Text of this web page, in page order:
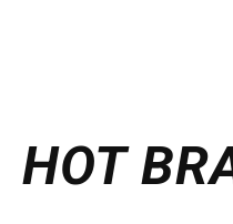
HOT